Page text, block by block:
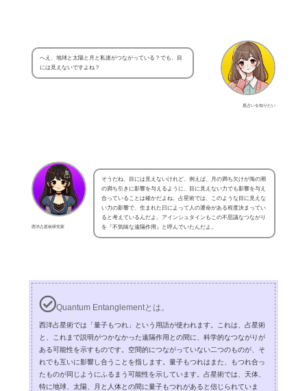
星占いを知りたい
へえ、地球と太陽と月と私達がつながっている？でも、目
には見えないですよね？
西洋占星術研究家
そうだね、目には見えないけれど、例えば、月の満ち欠けが海の潮
の満ち引きに影響を与えるように、目に見えない力でも影響を与え
合っていることは確かだよね。占星術では、このような目に見えな
い力の影響で、生まれた日によって人の運命がある程度決まってい
ると考えているんだよ。アインシュタインもこの不思議なつながり
を『不気味な遠隔作用』と呼んでいたんだよ。
Quantum Entanglementとは。
西洋占星術では「量子もつれ」という用語が使われます。これは、占星術
と、これまで説明がつかなかった遠隔作用との間に、科学的なつながりが
ある可能性を示すものです。空間的につながっていない二つのものが、そ
れでも互いに影響し合うことを指します。量子もつれはまた、もつれ合っ
たものが同じようにふるまう可能性を示しています。占星術では、天体、
特に地球、太陽、月と人体との間に量子もつれがあると信じられていま